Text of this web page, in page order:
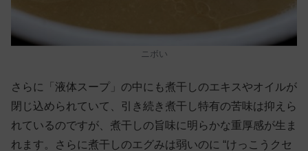
ニボい
さらに「液体スープ」の中にも煮干しのエキスやオイルが
閉じ込められていて、引き続き煮干し特有の苦味は抑えら
れているのですが、煮干しの旨味に明らかな重厚感が生ま
れます。さらに煮干しのエグみは弱いのに “けっこうクセ